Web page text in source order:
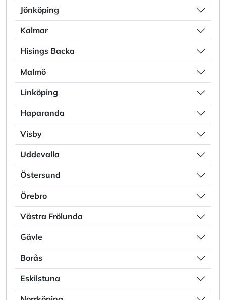
Jönköping
Kalmar
Hisings Backa
Malmö
Linköping
Haparanda
Visby
Uddevalla
Östersund
Örebro
Västra Frölunda
Gävle
Borås
Eskilstuna